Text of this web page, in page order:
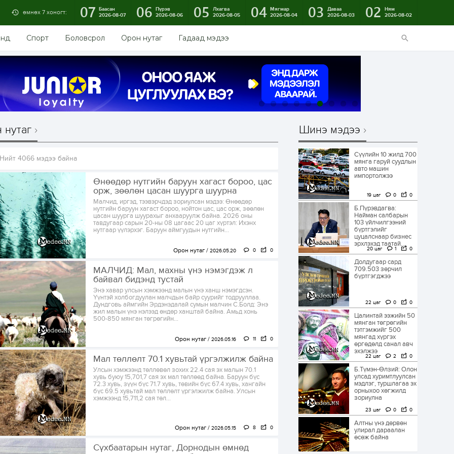
өмнөх 7 хоногт: 07 Баасан
2026-08-07
06 Пүрэв
2026-08-06
05
Лхагва
2026-08-05
04 Мягмар
2026-08-04
03
Даваа
2026-08-03
02
Ням
2026-08-02
Спорт Боловсрол Орон нутаг Гадаад мэдээ
Нийт 4066 мэдээ байна
Өнөөдөр нутгийн баруун хагаст бороо, цас
орж, зөөлөн цасан шуурга шуурна
Малчид, иргэд, тээвэрчдэд зориулсан мэдээ: Өнөөдөр
нутгийн баруун хагаст бороо, нойтон цас, цас орж, зөөлөн
цасан шуурга шуурахыг анхааруулж байна. 2026 оны
тавдугаар сарын 20-ны 08 цагаас 20 цаг хүртэл: Ихэнх
нутгаар үүлэрхэг. Баруун аймгуудын нутгийн...
Орон нутаг 2026.05.20 0 0
МАЛЧИД: Мал, махны үнэ нэмэгдэж л
байвал бидэнд тустай
Энэ хавар улсын хэмжээнд малын үнэ ханш нэмэгдсэн.
Үүнтэй холбогдуулан малчдын байр суурийг тодрууллаа.
Дундговь аймгийн Эрдэнэдалай сумын малчин С.Болд: Энэ
жил малын үнэ нэлээд өндөр ханштай байна. Амьд хонь
500-850 мянган төгрөгийн...
Орон нутаг 2026.05.16 11 0
Мал төллөлт 70.1 хувьтай үргэлжилж байна
Улсын хэмжээнд төллөвөл зохих 22.4 сая эх малын 70.1
хувь буюу 15,701,7 сая эх мал төллөөд байна. Баруун бүс
72.3 хувь, зүүн бүс 71.7 хувь, төвийн бүс 67.4 хувь, хангайн
бүс 69.5 хувьтай мал төллөлт үргэлжилж байна. Улсын
хэмжээнд 15,711,2 сая төл...
Орон нутаг 2026.05.15 8 0
Сүхбаатарын нутаг, Дорнодын өмнөд
Шинэ мэдээ
Сүүлийн 10 жилд 700
мянга гаруй суудлын
авто машин
импортолжээ
19 цаг 0 0
Б.Пүрэвдагва:
Найман салбарын
103 үйлчилгээний
бүртгэлийг
цуцалснаар бизнес
эрхлэхэд таатай...
20 цаг 1 0
Долдугаар сард
709.503 зөрчил
бүртгэгджээ
22 цаг 0 0
Цалинтай ээжийн 50
мянган төгрөгийн
тэтгэмжийг 500
мянгад хүргэх
өргөдөлд санал авч
эхэлжээ
22 цаг 2 0
Б.Түмэн-Өлзий: Олон
улсад хуримтлуулсан
мэдлэг, туршлагаа эх
орныхоо хөгжилд
зориулна
23 цаг 0 0
Алтны үнэ дөрвөн
улирал дараалан
өсөж байна